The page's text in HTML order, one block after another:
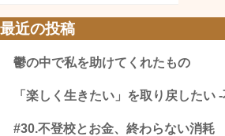
最近の投稿
鬱の中で私を助けてくれたもの
「楽しく生きたい」を取り戻したい
#30.不登校とお金、終わらない消耗